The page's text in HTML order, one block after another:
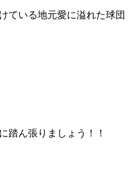
ている地元愛に溢れた球団
踏ん張りましょう！！